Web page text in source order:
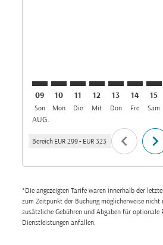
09
Son
AUG.
10
Mon
11
Die
12
Mit
13
Don
14
Fre
15
Sam
Bereich EUR 299 - EUR 323 chevron_left chevron_right
*Die angezeigten Tarife waren innerhalb der
zum Zeitpunkt der Buchung möglicherweise nicht
zusätzliche Gebühren und Abgaben für optionale
Dienstleistungen anfallen.